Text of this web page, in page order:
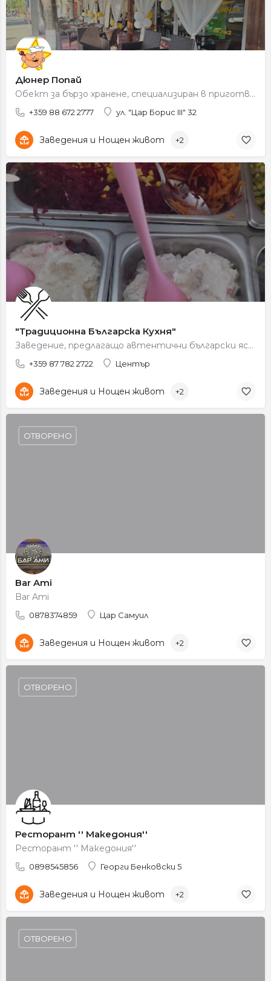
Дюнер Попай
Обект за бързо хранене, специализиран в приготвянето на дюнери, сандвичи и вкусни предложения за хапване на крак.
+359 88 672 2777 ул. "Цар Борис III" 32
Заведения и Нощен живот +2
"Традиционна Българска Кухня"
Заведение, предлагащо автентични български ястия, приготвени по традиционни рецепти с пресни продукти.
+359 87 782 2722 Център
Заведения и Нощен живот +2
Bar Ami
Bar Ami
0878374859 Цар Самуил
ОТВОРЕНО
Заведения и Нощен живот +2
Ресторант '' Македония''
Ресторант '' Македония''
0898545856 Георги Бенковски 5
ОТВОРЕНО
Заведения и Нощен живот +2
ОТВОРЕНО